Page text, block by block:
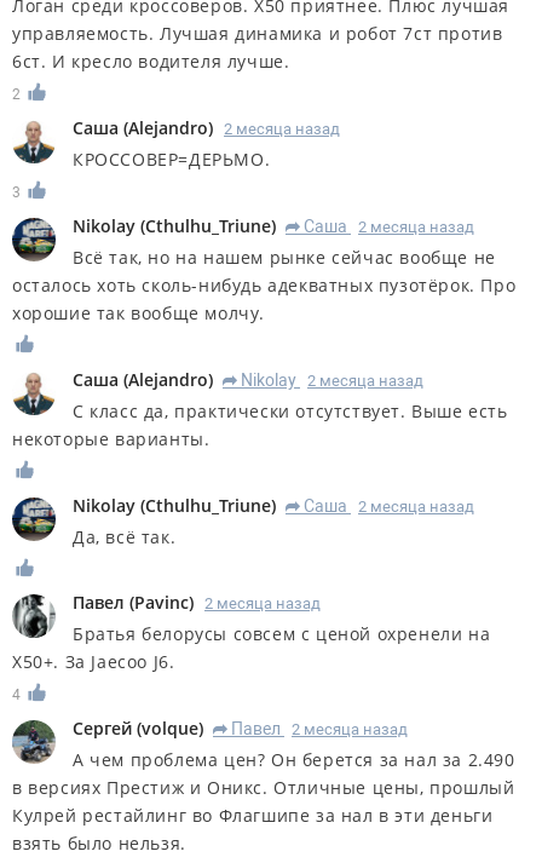
Логан среди кроссоверов. Х50 приятнее. Плюс лучшая
управляемость. Лучшая динамика и робот 7ст против
6ст. И кресло водителя лучше.
2
Саша (Alejandro) 2 месяца назад
КРОССОВЕР=ДЕРЬМО.
3
Nikolay (Cthulhu_Triune) R Саша 2 месяца назад
Всё так, но на нашем рынке сейчас вообще не
осталось хоть сколь-нибудь адекватных пузотёрок. Про
хорошие так вообще молчу.
Саша (Alejandro) R Nikolay 2 месяца назад
С класс да, практически отсутствует. Выше есть
некоторые варианты.
Nikolay (Cthulhu_Triune) R Саша 2 месяца назад
Да, всё так.
Павел (Pavinc) 2 месяца назад
Братья белорусы совсем с ценой охренели на
X50+. За Jaecoo J6.
4
Сергей (volque) R Павел 2 месяца назад
А чем проблема цен? Он берется за нал за 2.490
в версиях Престиж и Оникс. Отличные цены, прошлый
Кулрей рестайлинг во Флагшипе за нал в эти деньги
взять было нельзя.